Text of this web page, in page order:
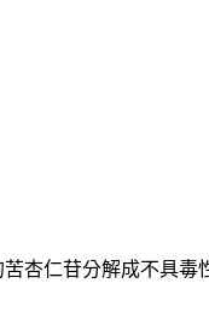
杏仁苷分解成不具毒